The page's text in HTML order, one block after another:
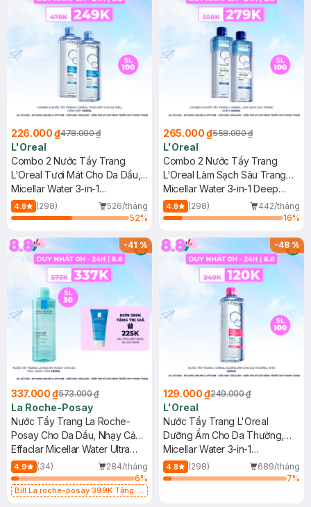
226.000 ₫478.000 ₫
L'Oreal
Combo 2 Nước Tẩy Trang
L'Oreal Tươi Mát Cho Da Dầu,
Hỗn Hợp 400ml
Micellar Water 3-in-1
Refreshing Even For Sensitive
Skin
4.8 (298)
526/tháng
52%
265.000 ₫558.000 ₫
L'Oreal
Combo 2 Nước Tẩy Trang
L'Oreal Làm Sạch Sâu Trang
Điểm 400ml
Micellar Water 3-in-1 Deep
Cleansing Even For Sensitive
Skin
4.8 (298)
442/tháng
16%
-41%
337.000 ₫573.000 ₫
La Roche-Posay
Nước Tẩy Trang La Roche-
Posay Cho Da Dầu, Nhạy Cảm
400ml
Effaclar Micellar Water Ultra
Oily Skin
4.9 (34)
284/tháng
6%
Bill La roche-posay 399K Tặng
-48%
129.000 ₫249.000 ₫
L'Oreal
Nước Tẩy Trang L'Oreal
Dưỡng Ẩm Cho Da Thường,
Khô 400ml
Micellar Water 3-in-1
Moisturizing Even For Sensitive
Skin
4.8 (298)
689/tháng
7%